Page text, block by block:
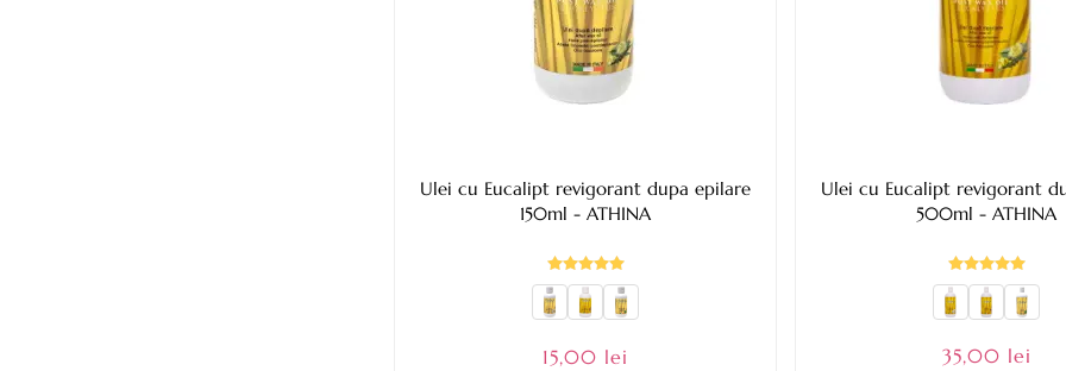
Ulei cu Eucalipt revigorant dupa epilare
150ml - ATHINA
15,00 lei
Ulei cu Eucalipt revigorant
500ml - ATHINA
35,00 lei